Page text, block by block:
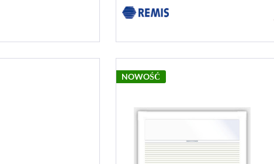
NOWOŚĆ